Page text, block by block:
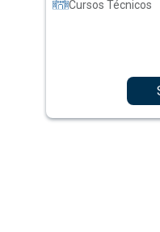
Cursos Técnicos